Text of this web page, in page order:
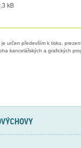
kB
určen především k tisku,
kancelářských a grafických